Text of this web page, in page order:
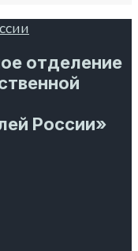
отделение
России»